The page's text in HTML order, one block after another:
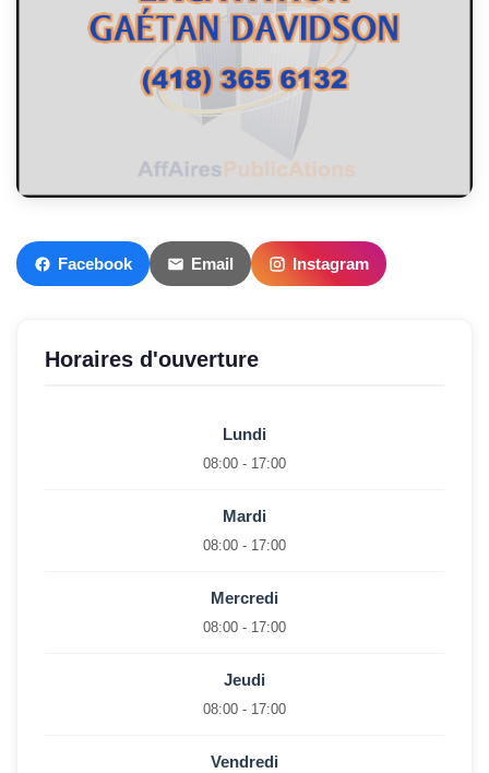
Facebook Email Instagram
Horaires d'ouverture
Lundi
08:00 - 17:00
Mardi
08:00 - 17:00
Mercredi
08:00 - 17:00
Jeudi
08:00 - 17:00
Vendredi